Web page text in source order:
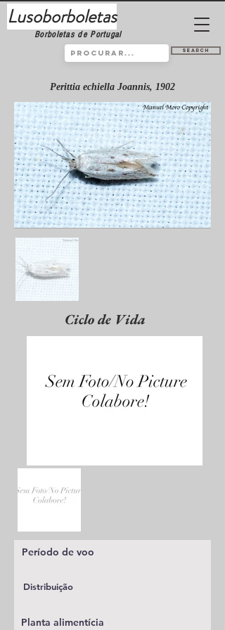
Lusoborboletas
Borboletas de Portugal
Search
Perittia echiella Joannis, 1902
Ciclo de Vida
Período de voo
Distribuição
Planta alimentícia